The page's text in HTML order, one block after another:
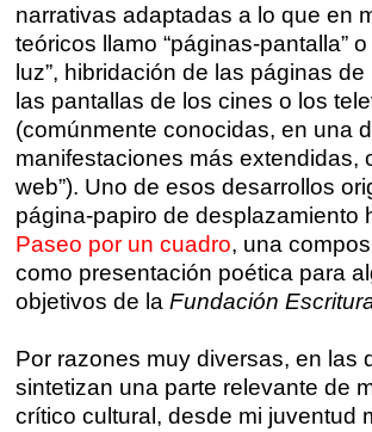
narrativas adaptadas a lo que en
teóricos llamo “páginas-pantalla”
luz”, hibridación de las páginas
las pantallas de los cines o los
(comúnmente conocidas, en una
manifestaciones más extendidas,
web”). Uno de esos desarrollos
página-papiro de desplazamiento
Paseo por un cuadro, una
como presentación poética para
objetivos de la Fundación
Por razones muy diversas, en las
sintetizan una parte relevante de
crítico cultural, desde mi juventud